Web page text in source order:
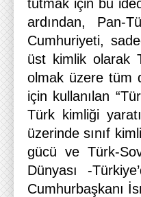
tutmak için bu
ardından, Pan-
Cumhuriyeti,
üst kimlik olarak
olmak üzere tüm
için kullanılan
Türk kimliği
üzerinde sınıf
gücü ve Türk-
Dünyası -
Cumhurbaşkanı